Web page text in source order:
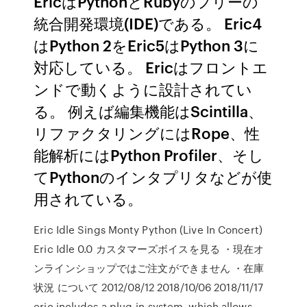
統合開発環境(IDE)である。 Eric4
はPython 2をEric5はPython 3に
対応している。 Ericはフロントエ
ンドで動くように設計されてい
る。 例えば編集機能はScintilla、
リファクタリングにはRope、性
能解析にはPython Profiler、そし
てPythonのインタプリタなどが使
用されている。
Eric Idle Sings Monty Python (Live In Concert)
Eric Idle 0.0 カスタマーズボイスを見る ・現在オ
ンラインショップではご注文ができません ・在庫
状況 について 2012/08/12 2018/10/06 2018/11/17